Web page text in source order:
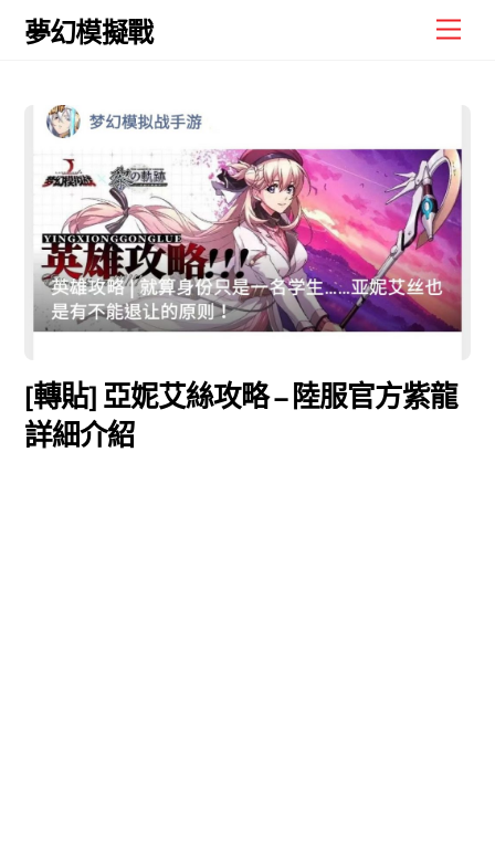
Skip
夢幻模擬戰
[轉貼] 亞妮艾絲攻略 – 陸服官方紫龍
詳細介紹